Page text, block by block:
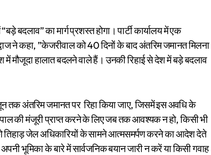
बदलाव” का मार्ग प्रशस्त होगा। पार्टी कार्यालय में एक
ने कहा, ”केजरीवाल को 40 दिनों के बाद अंतरिम जमानत मिलना
मौजूदा हालात बदलने वाले हैं। उनकी रिहाई से देश में बड़े बदलाव
तक अंतरिम जमानत पर रिहा किया जाए, जिसमें इस अवधि के
की मंजूरी प्राप्त करने के लिए जब तक आवश्यक न हो, किसी भी
जेल अधिकारियों के सामने आत्मसमर्पण करने का आदेश देते
भूमिका के बारे में सार्वजनिक बयान जारी न करें या किसी गवाह